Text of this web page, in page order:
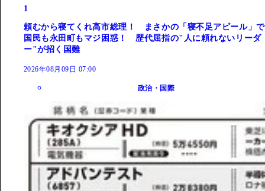
1
頼むから寝てくれ高市総理！ まさかの「寝不足アピール」で
国民も永田町もマジ困惑！ 歴代屈指の"人に頼れないリーダ
ー"が招く国難
2026年08月09日 07:00
政治・国際